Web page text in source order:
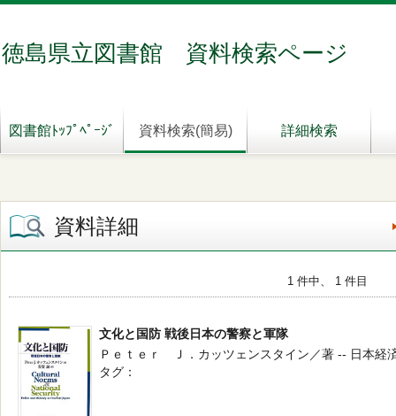
徳島県立図書館 資料検索ページ
図書館ﾄｯﾌﾟﾍﾟｰｼﾞ 資料検索(簡易) 詳細検索
資料詳細
1 件中、 1 件目
文化と国防 戦後日本の警察と軍隊
Ｐｅｔｅｒ Ｊ．カッツェンスタイン／著 -- 日本経
タグ